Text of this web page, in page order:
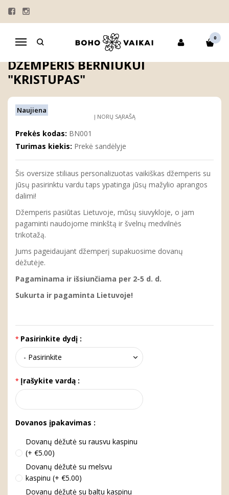
Navigacija
0
Pagrindinis
Personalizuotas vaikiškas džemperis berniukui "Kristupas"
PERSONALIZUOTAS VAIKIŠKAS
DŽEMPERIS BERNIUKUI
"KRISTUPAS"
Naujiena
Į NORŲ SĄRAŠĄ
Prekės kodas: BN001
Turimas kiekis: Prekė sandėlyje
Šis oversize stiliaus personalizuotas vaikiškas džemperis su
jūsų pasirinktu vardu taps ypatinga jūsų mažylio aprangos
dalimi!
Džemperis pasiūtas Lietuvoje, mūsų siuvykloje, o jam
pagaminti naudojome minkštą ir švelnų medvilnės
trikotažą.
Jums pageidaujant džemperį supakuosime dovanų
dėžutėje.
Pagaminama ir išsiunčiama per 2-5 d. d.
Sukurta ir pagaminta Lietuvoje!
Pasirinkite dydį :
Įrašykite vardą :
Dovanos įpakavimas :
Dovanų dėžutė su rausvu kaspinu
(+ €5.00)
Dovanų dėžutė su melsvu
kaspinu (+ €5.00)
Dovanų dėžutė su baltu kaspinu